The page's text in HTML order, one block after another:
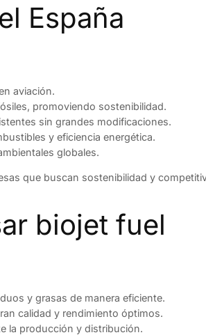
España
aviación.
promoviendo sostenibilidad.
sin grandes modificaciones.
y eficiencia energética.
globales.
que buscan sostenibilidad y
biojet fuel
y grasas de manera eficiente.
calidad y rendimiento óptimos.
la producción y distribución.